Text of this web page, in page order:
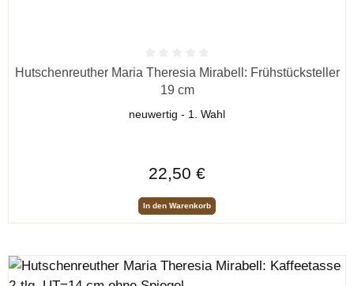
Durchschnittliche Bewertung von 0 von 5 Sternen
Hutschenreuther Maria Theresia Mirabell: Frühstücksteller
19 cm
neuwertig - 1. Wahl
22,50 €
In den Warenkorb